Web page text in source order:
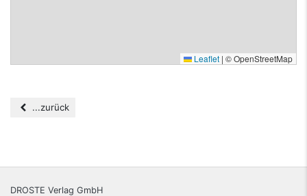
Leaflet | © OpenStreetMap
...zurück
DROSTE Verlag GmbH